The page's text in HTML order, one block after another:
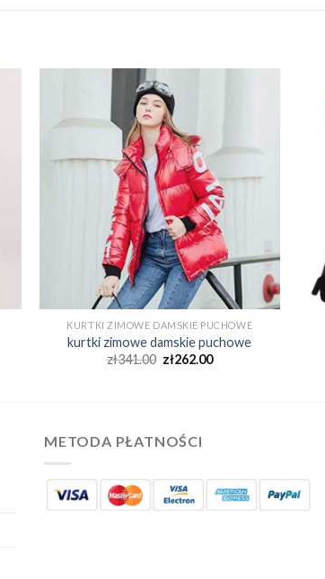
KURTKI ZIMOWE DAMSKIE PUCHOWE
kurtki zimowe damskie puchowe
zł341.00 zł262.00
METODA PŁATNOŚCI